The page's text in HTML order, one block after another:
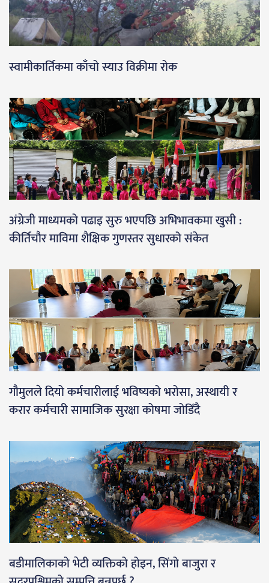
स्वामीकार्तिकमा काँचो स्याउ विक्रीमा रोक
अंग्रेजी माध्यमको पढाइ सुरु भएपछि अभिभावकमा खुसी :
कीर्तिचौर माविमा शैक्षिक गुणस्तर सुधारको संकेत
गौमुलले दियो कर्मचारीलाई भविष्यको भरोसा, अस्थायी र
करार कर्मचारी सामाजिक सुरक्षा कोषमा जोडिँदै
बडीमालिकाको भेटी व्यक्तिको होइन, सिंगो बाजुरा र